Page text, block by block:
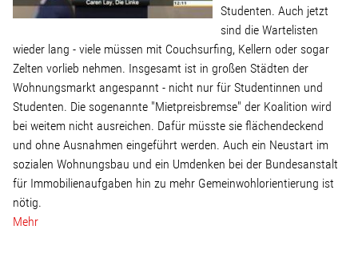
Studenten. Auch jetzt
sind die Wartelisten
wieder lang - viele müssen mit Couchsurfing, Kellern oder sogar
Zelten vorlieb nehmen. Insgesamt ist in großen Städten der
Wohnungsmarkt angespannt - nicht nur für Studentinnen und
Studenten. Die sogenannte "Mietpreisbremse" der Koalition wird
bei weitem nicht ausreichen. Dafür müsste sie flächendeckend
und ohne Ausnahmen eingeführt werden. Auch ein Neustart im
sozialen Wohnungsbau und ein Umdenken bei der Bundesanstalt
für Immobilienaufgaben hin zu mehr Gemeinwohlorientierung ist
nötig.
Mehr